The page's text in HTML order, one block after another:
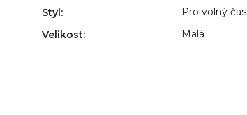
Styl:
Pro volný čas
Velikost: Malá